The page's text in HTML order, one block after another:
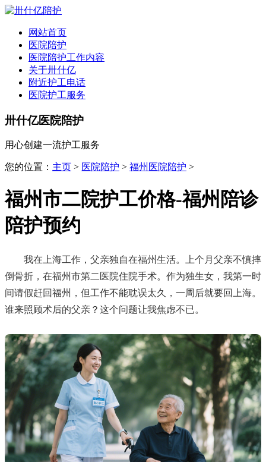
网站首页
医院陪护
医院陪护工作内容
关于卅什亿
附近护工电话
医院护工服务
卅什亿医院陪护
用心创建一流护工服务
您的位置： 主页 > 医院陪护 > 福州医院陪护 >
福州市二院护工价格-福州陪诊
陪护预约
我在上海工作，父亲独自在福州生活。上个月父亲不慎摔
倒骨折，在福州市第二医院住院手术。作为独生女，我第一时
间请假赶回福州，但工作不能耽误太久，一周后就要回上海。
谁来照顾术后的父亲？这个问题让我焦虑不已。